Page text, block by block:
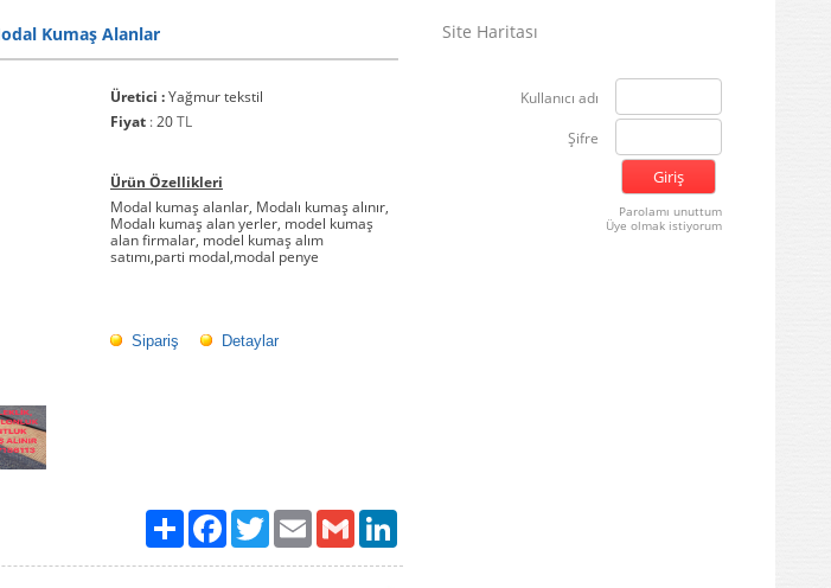
Kumaş Alanlar
Üretici :Yağmur tekstil
Fiyat :20TL
Ürün Özellikleri
Modal kumaş alanlar, Modalı kumaş alınır,
Modalı kumaş alan yerler, model kumaş
alan firmalar, model kumaş alım
satımı,parti modal,modal penye
Sipariş Detaylar
Paylaş FacebookTwitter Email Gmail
Site Haritası
Kullanıcı adı
Şifre
Parolamı unuttum
Üye olmak istiyorum